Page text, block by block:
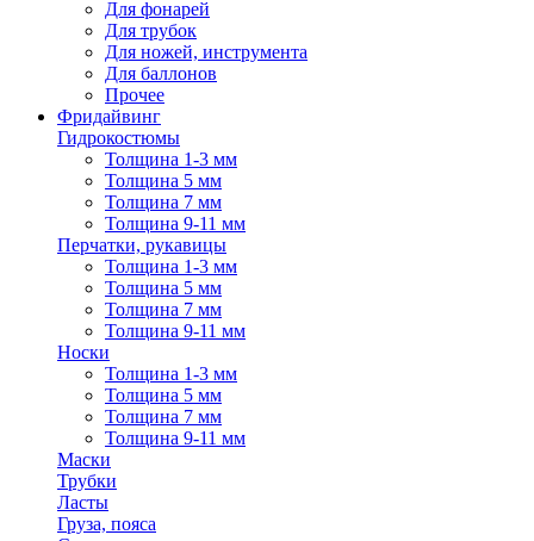
Для фонарей
Для трубок
Для ножей, инструмента
Для баллонов
Прочее
Фридайвинг
Гидрокостюмы
Толщина 1-3 мм
Толщина 5 мм
Толщина 7 мм
Толщина 9-11 мм
Перчатки, рукавицы
Толщина 1-3 мм
Толщина 5 мм
Толщина 7 мм
Толщина 9-11 мм
Носки
Толщина 1-3 мм
Толщина 5 мм
Толщина 7 мм
Толщина 9-11 мм
Маски
Трубки
Ласты
Груза, пояса